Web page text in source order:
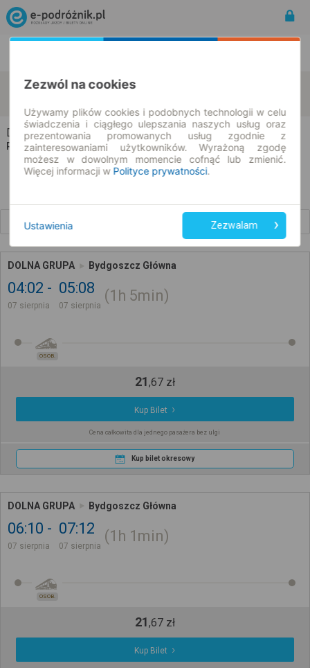
Dolna Grupa Bydgoszcz
Dolna Grupa → Bydgoszcz
Rozkład jazdy i bilety
DOLNA GRUPA Bydgoszcz Główna
04:02
07 sierpnia
05:08
07 sierpnia
1h 5min
OSOB.
21,67 zł
Kup Bilet
Cena całkowita dla jednego pasażera bez ulgi
Kup bilet okresowy
DOLNA GRUPA Bydgoszcz Główna
06:10
07 sierpnia
07:12
07 sierpnia
1h 1min
OSOB.
21,67 zł
Kup Bilet
Zezwól na cookies
Używamy plików cookies i podobnych technologii w celu
świadczenia i ciągłego ulepszania naszych usług oraz
prezentowania promowanych usług zgodnie z
zainteresowaniami użytkowników. Wyrażoną zgodę
możesz w dowolnym momencie cofnąć lub zmienić.
Więcej informacji w Polityce prywatności.
Ustawienia Zezwalam